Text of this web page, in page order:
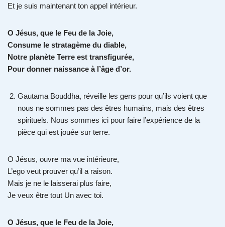
Et je suis maintenant ton appel intérieur.
O Jésus, que le Feu de la Joie,
Consume le stratagème du diable,
Notre planète Terre est transfigurée,
Pour donner naissance à l’âge d’or.
Gautama Bouddha, réveille les gens pour qu’ils voient que
nous ne sommes pas des êtres humains, mais des êtres
spirituels. Nous sommes ici pour faire l’expérience de la
pièce qui est jouée sur terre.
O Jésus, ouvre ma vue intérieure,
L’ego veut prouver qu’il a raison.
Mais je ne le laisserai plus faire,
Je veux être tout Un avec toi.
O Jésus, que le Feu de la Joie,